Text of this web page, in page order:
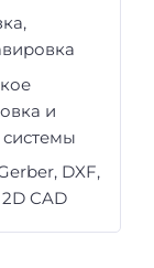
и
DXF,
CAD